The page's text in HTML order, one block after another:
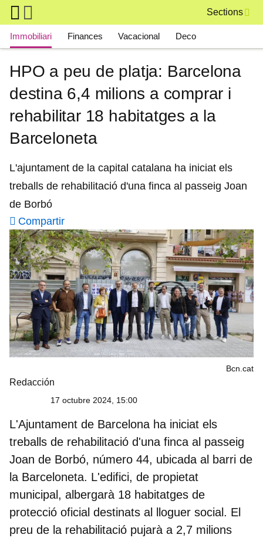
Skip to main content
Sections
Main navigation
Immobiliari Finances Vacacional Deco
HPO a peu de platja: Barcelona
destina 6,4 milions a comprar i
rehabilitar 18 habitatges a la
Barceloneta
L'ajuntament de la capital catalana ha iniciat els
treballs de rehabilitació d'una finca al passeig Joan
de Borbó
Compartir
Bcn.cat
Redacción
17 octubre 2024, 15:00
L'Ajuntament de Barcelona ha iniciat els
treballs de rehabilitació d'una finca al passeig
Joan de Borbó, número 44, ubicada al barri de
la Barceloneta. L'edifici, de propietat
municipal, albergarà 18 habitatges de
protecció oficial destinats al lloguer social. El
preu de la rehabilitació pujarà a 2,7 milions